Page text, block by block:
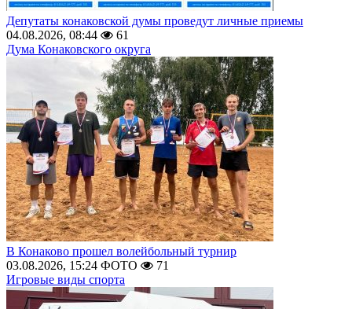
Депутаты конаковской думы проведут личные приемы
04.08.2026, 08:44
61
Дума Конаковского округа
В Конаково прошел волейбольный турнир
03.08.2026, 15:24 ФОТО
71
Игровые виды спорта